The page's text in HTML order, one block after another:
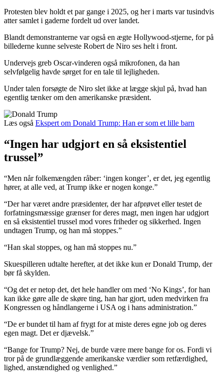
Protesten blev holdt et par gange i 2025, og her i marts var tusindvis
atter samlet i gaderne fordelt ud over landet.
Blandt demonstranterne var også en ægte Hollywood-stjerne, for på
billederne kunne selveste Robert de Niro ses helt i front.
Undervejs greb Oscar-vinderen også mikrofonen, da han
selvfølgelig havde sørget for en tale til lejligheden.
Under talen forsøgte de Niro slet ikke at lægge skjul på, hvad han
egentlig tænker om den amerikanske præsident.
Læs også Ekspert om Donald Trump: Han er som et lille barn
“Ingen har udgjort en så eksistentiel
trussel”
“Men når folkemængden råber: ‘ingen konger’, er det, jeg egentlig
hører, at alle ved, at Trump ikke er nogen konge.”
“Der har været andre præsidenter, der har afprøvet eller testet de
forfatningsmæssige grænser for deres magt, men ingen har udgjort
en så eksistentiel trussel mod vores friheder og sikkerhed. Ingen
undtagen Trump, og han må stoppes.”
“Han skal stoppes, og han må stoppes nu.”
Skuespilleren udtalte herefter, at det ikke kun er Donald Trump, der
bør få skylden.
“Og det er netop det, det hele handler om med ‘No Kings’, for han
kan ikke gøre alle de skøre ting, han har gjort, uden medvirken fra
Kongressen og håndlangerne i USA og i hans administration.”
“De er bundet til ham af frygt for at miste deres egne job og deres
egen magt. Det er djævelsk.”
“Bange for Trump? Nej, de burde være mere bange for os. Fordi vi
tror på de grundlæggende amerikanske værdier som retfærdighed,
lighed, anstændighed og venlighed.”